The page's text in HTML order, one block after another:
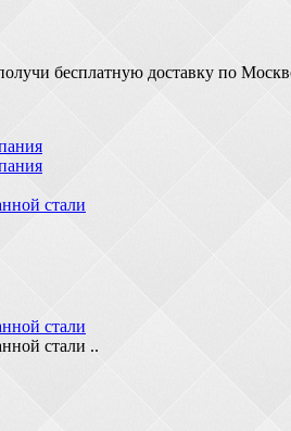
бесплатную доставку по
стали
стали
стали ..